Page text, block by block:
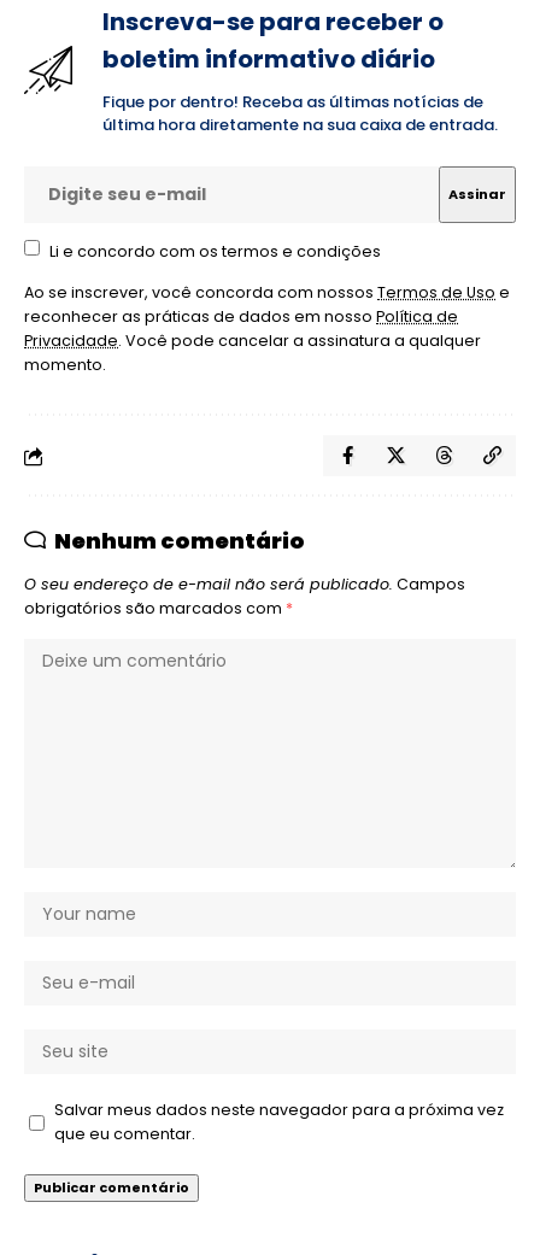
Inscreva-se para receber o
boletim informativo diário
Fique por dentro! Receba as últimas notícias de
última hora diretamente na sua caixa de entrada.
Li e concordo com os termos e condições
Ao se inscrever, você concorda com nossos Termos de Usoe
reconhecer as práticas de dados em nosso Política de
Privacidade. Você pode cancelar a assinatura a qualquer
momento.
Nenhum comentário
O seu endereço de e-mail não será publicado. Campos
obrigatórios são marcados com *
Salvar meus dados neste navegador para a próxima vez
que eu comentar.